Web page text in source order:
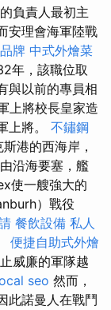
負責人最初主
安理會海軍陸戰
牌 中式外燴菜
年，該職位取
與以前的專員相
上將校長皇家造
上將。 不鏽鋼
港的西海岸，
沿海要塞，艦
使一艘強大的
）戰役
餐飲設備 私人
便捷自助式外燴
威廉的軍隊越
seo 然而，
此諾曼人在戰鬥